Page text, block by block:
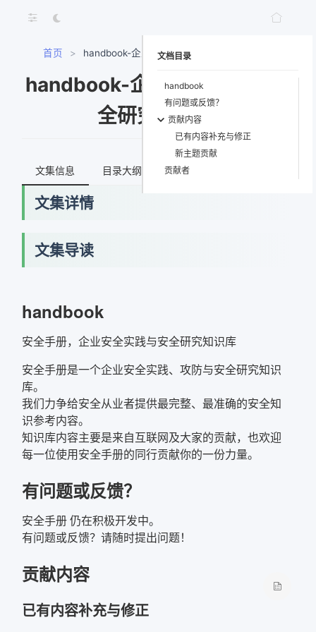
首页 > handbook-企业安全实践与安全研究知识库
handbook-企业安全实践与安
全研究知识库
文集信息 目录大纲 最新文档
文集详情
文集导读
handbook
安全手册，企业安全实践与安全研究知识库
安全手册是一个企业安全实践、攻防与安全研究知识
库。
我们力争给安全从业者提供最完整、最准确的安全知
识参考内容。
知识库内容主要是来自互联网及大家的贡献，也欢迎
每一位使用安全手册的同行贡献你的一份力量。
有问题或反馈？
安全手册 仍在积极开发中。
有问题或反馈？请随时提出问题！
贡献内容
已有内容补充与修正
文档目录
handbook
有问题或反馈？
贡献内容
已有内容补充与修正
新主题贡献
贡献者